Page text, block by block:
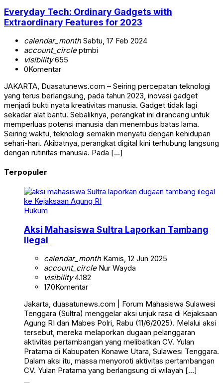
Everyday Tech: Ordinary Gadgets with
Extraordinary Features for 2023
calendar_monthSabtu, 17 Feb 2024
account_circleptmbi
visibility655
0Komentar
JAKARTA, Duasatunews.com – Seiring percepatan teknologi
yang terus berlangsung, pada tahun 2023, inovasi gadget
menjadi bukti nyata kreativitas manusia. Gadget tidak lagi
sekadar alat bantu. Sebaliknya, perangkat ini dirancang untuk
memperluas potensi manusia dan menembus batas lama.
Seiring waktu, teknologi semakin menyatu dengan kehidupan
sehari-hari. Akibatnya, perangkat digital kini terhubung langsung
dengan rutinitas manusia. Pada […]
Terpopuler
Hukum
Aksi Mahasiswa Sultra Laporkan Tambang
Ilegal
calendar_monthKamis, 12 Jun 2025
account_circleNur Wayda
visibility4.182
170Komentar
Jakarta, duasatunews.com | Forum Mahasiswa Sulawesi
Tenggara (Sultra) menggelar aksi unjuk rasa di Kejaksaan
Agung RI dan Mabes Polri, Rabu (11/6/2025). Melalui aksi
tersebut, mereka melaporkan dugaan pelanggaran
aktivitas pertambangan yang melibatkan CV. Yulan
Pratama di Kabupaten Konawe Utara, Sulawesi Tenggara.
Dalam aksi itu, massa menyoroti aktivitas pertambangan
CV. Yulan Pratama yang berlangsung di wilayah […]